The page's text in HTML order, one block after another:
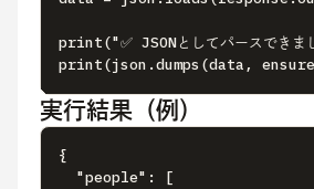
print("✅ JSONとしてパースできま
print(json.dumps(data,
実行結果（例）
{
  "people": [